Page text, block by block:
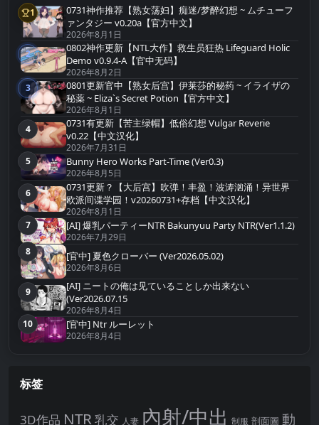
第1名
1
0731神作推荐【熟女荡妇】痴迷/梦醉幻想 ~ ムチューフ
ァンタジー v0.20a【官方中文】
2026年8月1日
第2名
2
0802神作更新【NTL大作】救生员狂热 Lifeguard Holic
Demo v0.9.4-A【官中无码】
2026年8月2日
第3名
3
0801更新官中【熟女后宫】伊莱莎的秘药 ~ イライザの
秘薬 ~ Eliza`s Secret Potion【官方中文】
2026年8月1日
第4名
4
0731有更新【苦主绿帽】低俗幻想 Vulgar Reverie
v0.22【中文汉化】
2026年7月31日
第5名
5 Bunny Hero Works Part-Time (Ver0.3)
2026年8月5日
第6名
6
0731更新？【大后宫】吹弹！丰盈！波涛汹涌！异世界
欧派间谍学园！v20260731+存档【中文汉化】
2026年8月1日
第7名
7 [AI] 爆乳パーティーNTR Bakunyuu Party NTR(Ver1.1.2)
2026年7月29日
第8名
8 [官中] 夏色クローバー (Ver2026.05.02)
2026年8月6日
第9名
9
[AI] ニートの俺は见ていることしか出来ない
(Ver2026.07.15
2026年8月4日
第10名
10 [官中] Ntr ルーレット
2026年8月4日
标签
3D作品 NTR乳交 人妻 內射/中出 制服 剖面圖 動